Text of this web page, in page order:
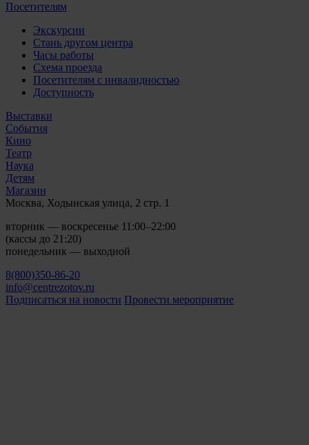
Посетителям
Экскурсии
Стань другом центра
Часы работы
Схема проезда
Посетителям с инвалидностью
Доступность
Выставки
События
Кино
Театр
Наука
Детям
Магазин
Москва, Ходынская улица, 2 стр. 1
вторник — воскресенье 11:00–22:00
(кассы до 21:20)
понедельник — выходной
8(800)350-86-20
info@centrezotov.ru
Подписаться на новости Провести мероприятие